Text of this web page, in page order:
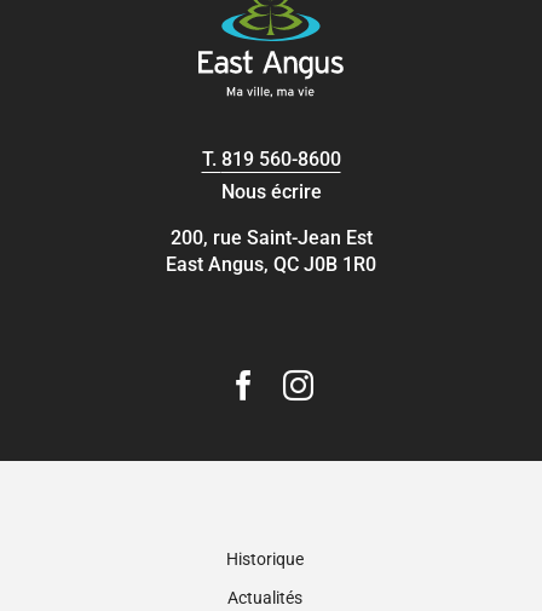
T. 819 560-8600
Nous écrire
200, rue Saint-Jean Est
East Angus, QC J0B 1R0
Historique
Actualités